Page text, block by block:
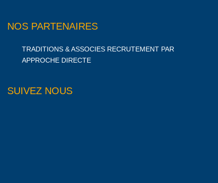
NOS PARTENAIRES
TRADITIONS & ASSOCIES RECRUTEMENT PAR
APPROCHE DIRECTE
SUIVEZ NOUS